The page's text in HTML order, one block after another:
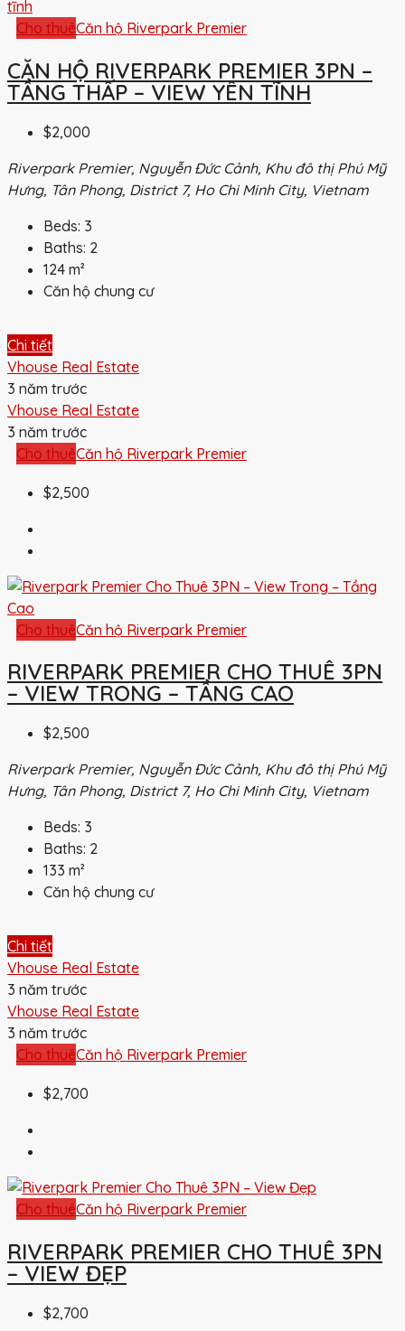
Cho thuêCăn hộ Riverpark Premier
CĂN HỘ RIVERPARK PREMIER 3PN –
TẦNG THẤP – VIEW YÊN TĨNH
$2,000
Riverpark Premier, Nguyễn Đức Cảnh, Khu đô thị Phú Mỹ
Hưng, Tân Phong, District 7, Ho Chi Minh City, Vietnam
Beds: 3
Baths: 2
124 m²
Căn hộ chung cư
Chi tiết
Vhouse Real Estate
3 năm trước
Vhouse Real Estate
3 năm trước
Cho thuêCăn hộ Riverpark Premier
$2,500
Cho thuêCăn hộ Riverpark Premier
RIVERPARK PREMIER CHO THUÊ 3PN
– VIEW TRONG – TẦNG CAO
$2,500
Riverpark Premier, Nguyễn Đức Cảnh, Khu đô thị Phú Mỹ
Hưng, Tân Phong, District 7, Ho Chi Minh City, Vietnam
Beds: 3
Baths: 2
133 m²
Căn hộ chung cư
Chi tiết
Vhouse Real Estate
3 năm trước
Vhouse Real Estate
3 năm trước
Cho thuêCăn hộ Riverpark Premier
$2,700
Cho thuêCăn hộ Riverpark Premier
RIVERPARK PREMIER CHO THUÊ 3PN
– VIEW ĐẸP
$2,700